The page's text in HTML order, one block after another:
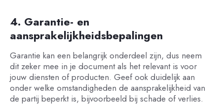
4. Garantie- en
aansprakelijkheidsbepalingen
Garantie kan een belangrijk onderdeel zijn, dus neem
dit zeker mee in je document als het relevant is voor
jouw diensten of producten. Geef ook duidelijk aan
onder welke omstandigheden de aansprakelijkheid van
de partij beperkt is, bijvoorbeeld bij schade of verlies.